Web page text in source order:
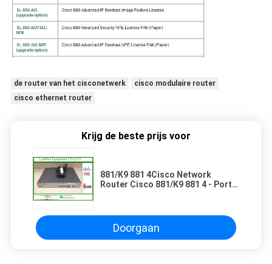
de router van het cisconetwerk
cisco modulaire router
cisco ethernet router
Krijg de beste prijs voor
881/K9 881 4Cisco Network
Router Cisco 881/K9 881 4 - Port
Doorgaan